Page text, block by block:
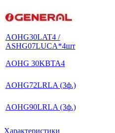
AOHG30LAT4 /
ASHG07LUCA*4шт
AOHG 30KBTA4
AOHG72LRLA (3ф.)
AOHG90LRLA (3ф.)
Характеристики